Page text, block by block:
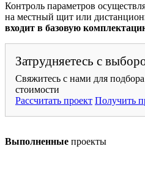
Контроль параметров
на местный щит или
входит в базовую
Затрудняетесь с
Свяжитесь с нами для
стоимости
Рассчитать проект Получить
Выполненные проекты